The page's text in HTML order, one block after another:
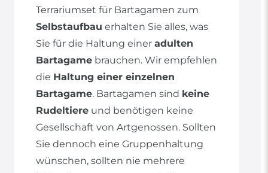
Terrariumset für Bartagamen zum
Selbstaufbau erhalten Sie alles, was
Sie für die Haltung einer adulten
Bartagame brauchen. Wir empfehlen
die Haltung einer einzelnen
Bartagame. Bartagamen sind keine
Rudeltiere und benötigen keine
Gesellschaft von Artgenossen. Sollten
Sie dennoch eine Gruppenhaltung
wünschen, sollten nie mehrere